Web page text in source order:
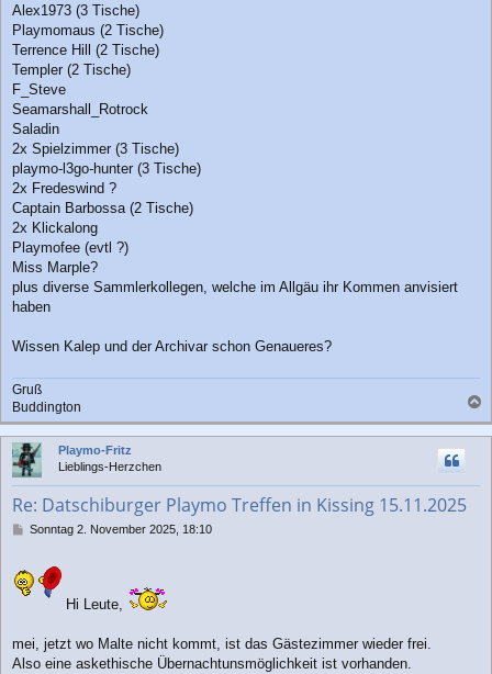
Alex1973 (3 Tische)
Playmomaus (2 Tische)
Terrence Hill (2 Tische)
Templer (2 Tische)
F_Steve
Seamarshall_Rotrock
Saladin
2x Spielzimmer (3 Tische)
playmo-l3go-hunter (3 Tische)
2x Fredeswind ?
Captain Barbossa (2 Tische)
2x Klickalong
Playmofee (evtl ?)
Miss Marple?
plus diverse Sammlerkollegen, welche im Allgäu ihr Kommen anvisiert
haben
Wissen Kalep und der Archivar schon Genaueres?
Gruß
Buddington
a
c
Playmo-Fritz
Lieblings-Herzchen
Re: Datschiburger Playmo Treffen in Kissing 15.11.2025
B
t
r
Sonntag 2. November 2025, 18:10
Hi Leute,
mei, jetzt wo Malte nicht kommt, ist das Gästezimmer wieder frei.
Also eine askethische Übernachtunsmöglichkeit ist vorhanden.